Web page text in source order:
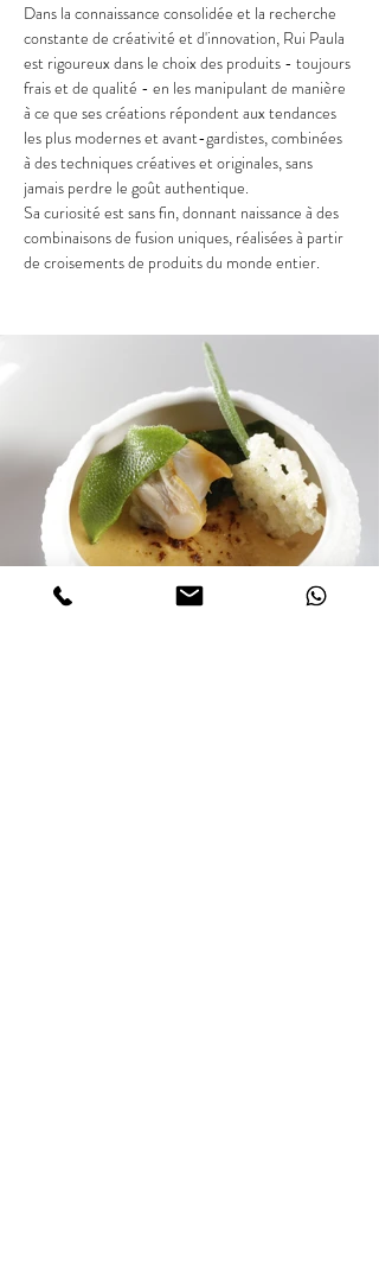
Dans la connaissance consolidée et la recherche
constante de créativité et d'innovation, Rui Paula
est rigoureux dans le choix des produits - toujours
frais et de qualité - en les manipulant de manière
à ce que ses créations répondent aux tendances
les plus modernes et avant-gardistes, combinées
à des techniques créatives et originales, sans
jamais perdre le goût authentique.
Sa curiosité est sans fin, donnant naissance à des
combinaisons de fusion uniques, réalisées à partir
de croisements de produits du monde entier.